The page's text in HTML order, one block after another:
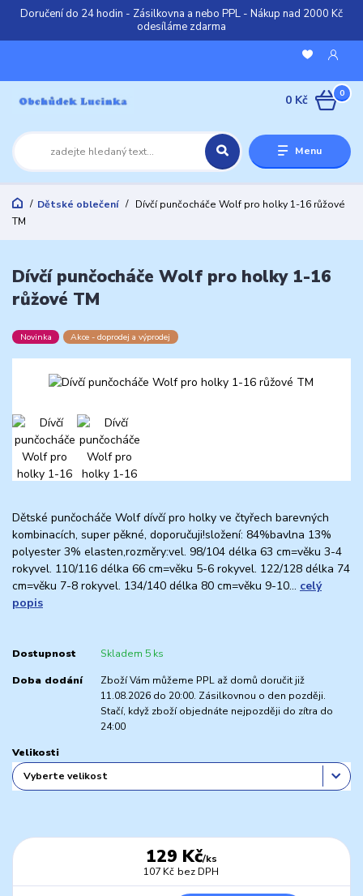
Doručení do 24 hodin - Zásilkovna a nebo PPL - Nákup nad 2000 Kč
odesíláme zdarma
Menu
0
0 Kč
Dětské oblečení
Dívčí punčocháče Wolf pro holky 1-16 růžové
TM
Dívčí punčocháče Wolf pro holky 1-16
růžové TM
Novinka Akce - doprodej a výprodej
Dětské punčocháče Wolf dívčí pro holky ve čtyřech barevných
kombinacích, super pěkné, doporučuji!složení: 84%bavlna 13%
polyester 3% elasten,rozměry:vel. 98/104 délka 63 cm=věku 3-4
rokyvel. 110/116 délka 66 cm=věku 5-6 rokyvel. 122/128 délka 74
cm=věku 7-8 rokyvel. 134/140 délka 80 cm=věku 9-10... celý
popis
Dostupnost Skladem 5 ks
Doba dodání
Zboží Vám můžeme PPL až domů doručit již
11.08.2026 do 20:00. Zásilkovnou o den později.
Stačí, když zboží objednáte nejpozději do zítra do
24:00
Velikosti
129 Kč/ks
107 Kč bez DPH